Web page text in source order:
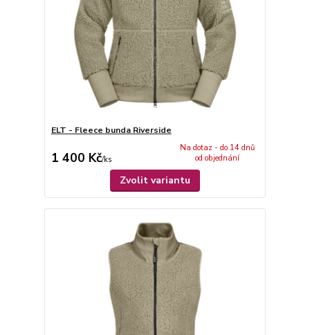
ELT - Fleece bunda Riverside
1 400 Kč/ks
Na dotaz - do 14 dnů
od objednání
Zvolit variantu